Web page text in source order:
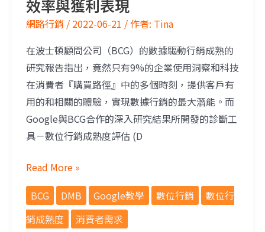
效率與獲利表現
網路行銷 / 2022-06-21 / 作者: Tina
在波士頓顧問公司（BCG）的數據驅動行銷成熟的
研究報告指出，竟然只有9%的企業使用洞察和科技
在消費者『購買路徑』中的多個時刻，提供客戶有
用的和相關的體驗，實現數據行銷的最大潛能。而
Google與BCG合作的深入研究結果所開發的診斷工
具－數位行銷成熟度評估 (D
Read More »
BCG
DMB Google教學 數位行銷
數位行
銷成熟度
消費者需求